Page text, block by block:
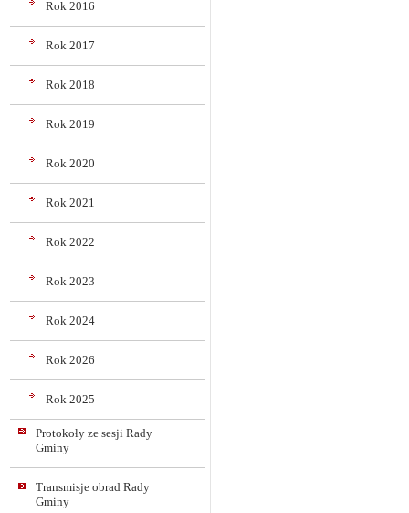
Rok 2016
Rok 2017
Rok 2018
Rok 2019
Rok 2020
Rok 2021
Rok 2022
Rok 2023
Rok 2024
Rok 2026
Rok 2025
Protokoły ze sesji Rady
Gminy
Transmisje obrad Rady
Gminy